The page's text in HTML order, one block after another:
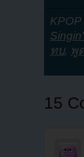
ทบ, พู
15